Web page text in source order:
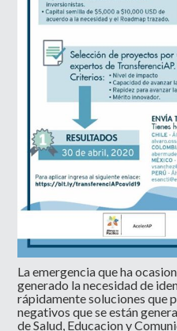
La emergencia que ha
generado la necesidad de
rápidamente soluciones que
negativos que se están
de Salud, Educacion y